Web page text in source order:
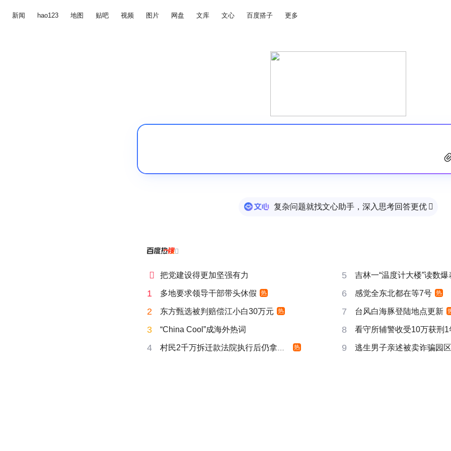
新闻 hao123 地图 贴吧 视频 图片 网盘 文库 文心 百度搭子 更多
复杂问题就找文心助手，深入思考回答更优 

 把党建设得更加坚强有力 5 吉林一“温度计大楼”读数爆
1 多地要求领导干部带头休假 热 6 感觉全东北都在等7号 热
2 东方甄选被判赔偿江小白30万元 热 7 台风白海豚登陆地点更新
3 “China Cool”成海外热词 8 看守所辅警收受10万获刑1
4 村民2千万拆迁款法院执行后仍拿不到 热 9 逃生男子亲述被卖诈骗园